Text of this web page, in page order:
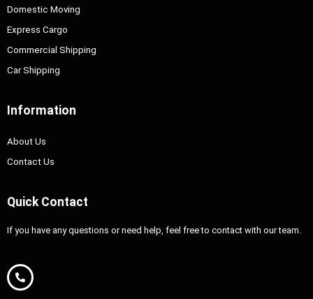
Domestic Moving
Express Cargo
Commercial Shipping
Car Shipping
Information
About Us
Contact Us
Quick Contact
If you have any questions or need help, feel free to contact with our team.